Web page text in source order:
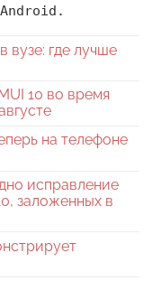
вузе: где лучше
10 во время
на телефоне
исправление
заложенных в